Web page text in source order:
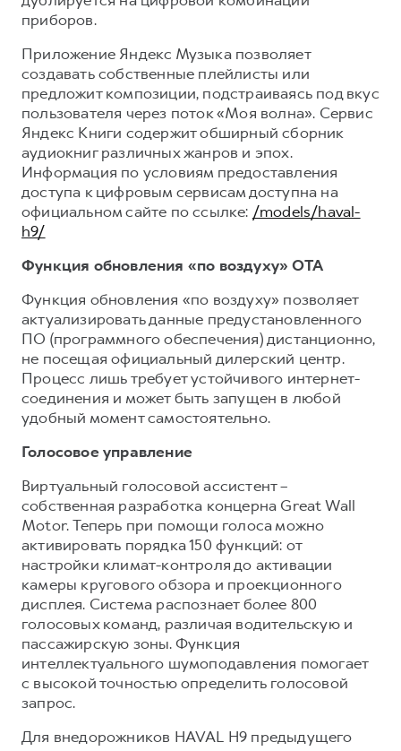
приборов.
Приложение Яндекс Музыка позволяет
создавать собственные плейлисты или
предложит композиции, подстраиваясь под вкус
пользователя через поток «Моя волна». Сервис
Яндекс Книги содержит обширный сборник
аудиокниг различных жанров и эпох.
Информация по условиям предоставления
доступа к цифровым сервисам доступна на
официальном сайте по ссылке: /models/haval-
h9/
Функция обновления «по воздуху» OTA
Функция обновления «по воздуху» позволяет
актуализировать данные предустановленного
ПО (программного обеспечения) дистанционно,
не посещая официальный дилерский центр.
Процесс лишь требует устойчивого интернет-
соединения и может быть запущен в любой
удобный момент самостоятельно.
Голосовое управление
Виртуальный голосовой ассистент –
собственная разработка концерна Great Wall
Motor. Теперь при помощи голоса можно
активировать порядка 150 функций: от
настройки климат-контроля до активации
камеры кругового обзора и проекционного
дисплея. Система распознает более 800
голосовых команд, различая водительскую и
пассажирскую зоны. Функция
интеллектуального шумоподавления помогает
с высокой точностью определить голосовой
запрос.
Для внедорожников HAVAL H9 предыдущего